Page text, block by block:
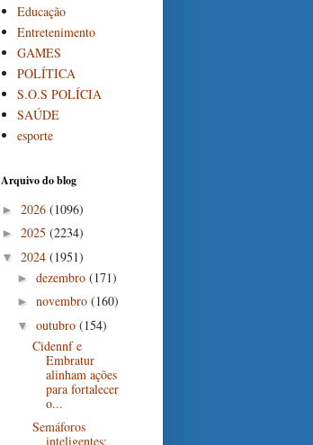
Educação
Entretenimento
GAMES
POLÍTICA
S.O.S POLÍCIA
SAÚDE
esporte
Arquivo do blog
► 2026 (1096)
► 2025 (2234)
▼ 2024 (1951)
► dezembro (171)
► novembro (160)
▼ outubro (154)
Cidennf e
Embratur
alinham ações
para fortalecer
o...
Semáforos
inteligentes: